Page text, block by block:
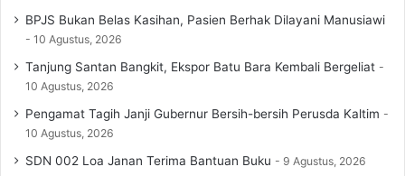
BPJS Bukan Belas Kasihan, Pasien Berhak Dilayani Manusiawi
10 Agustus, 2026
Tanjung Santan Bangkit, Ekspor Batu Bara Kembali Bergeliat
10 Agustus, 2026
Pengamat Tagih Janji Gubernur Bersih-bersih Perusda Kaltim
10 Agustus, 2026
SDN 002 Loa Janan Terima Bantuan Buku 9 Agustus, 2026